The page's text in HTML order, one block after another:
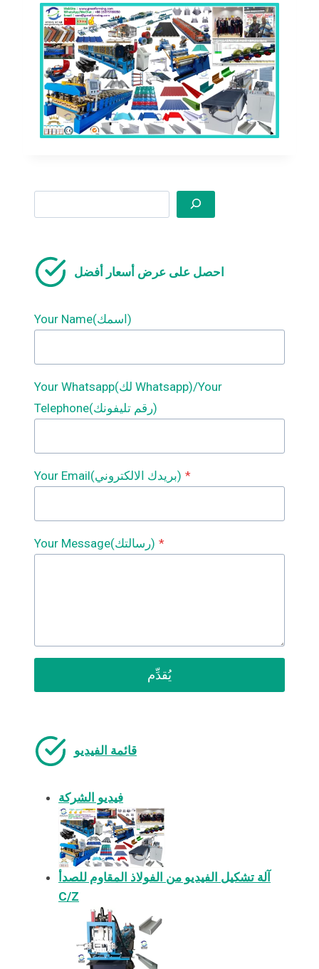
احصل على عرض أسعار أفضل
Your Name(اسمك)
Your Whatsapp(لك Whatsapp)/Your
Telephone(رقم تليفونك)
Your Email(بريدك الالكتروني) *
Your Message(رسالتك) *
يُقدِّم
قائمة الفيديو
فيديو الشركة
آلة تشكيل الفيديو من الفولاذ المقاوم للصدأ
C/Z